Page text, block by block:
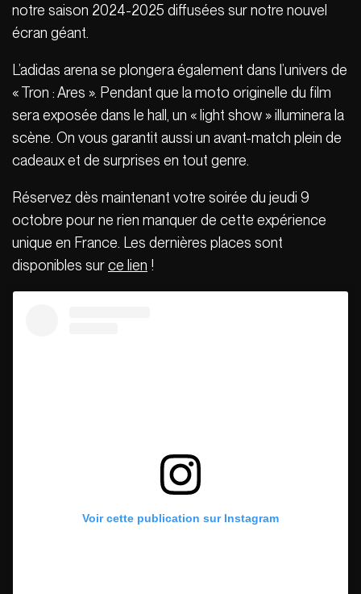
notre saison 2024-2025 diffusées sur notre nouvel
écran géant.
L’adidas arena se plongera également dans l’univers de
« Tron : Ares ». Pendant que la moto originelle du film
sera exposée dans le hall, un « light show » illuminera la
scène. On vous garantit aussi un avant-match plein de
cadeaux et de surprises en tout genre.
Réservez dès maintenant votre soirée du jeudi 9
octobre pour ne rien manquer de cette expérience
unique en France. Les dernières places sont
disponibles surce lien !
Voir cette publication sur Instagram